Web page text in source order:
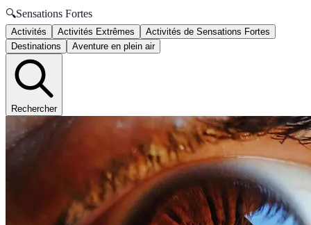
🔍Sensations Fortes
Activités Activités Extrêmes
Activités de Sensations Fortes
Destinations
Aventure en plein air
Rechercher